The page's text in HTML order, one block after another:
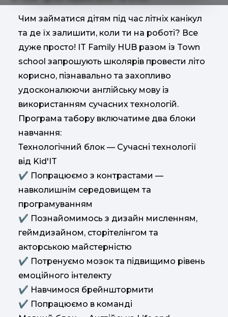
Чим займатися дітям під час літніх канікул
та де їх залишити, коли ти на роботі? Все
дуже просто! IT Family HUB разом із Town
school запрошують школярів провести літо
корисно, пізнавально та захопливо
удосконалюючи англійську мову із
використанням сучасних технологій.
Програма табору включатиме два блоки
навчання:
Технологічний блок — Сучасні технології
від Kid'IT
✔︎ Попрацюємо з контрастами —
навколишнім середовищем та
програмуванням
✔︎ Познайомимось з дизайн мисленням,
геймдизайном, сторітелінгом та
акторською майстерністю
✔︎ Потренуємо мозок та підвищимо рівень
емоційного інтелекту
✔︎ Навчимося брейнштормити
✔︎ Попрацюємо в команді